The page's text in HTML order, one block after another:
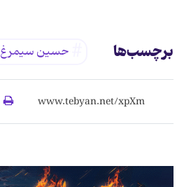
برچسب‌ها حسین سیمرغ